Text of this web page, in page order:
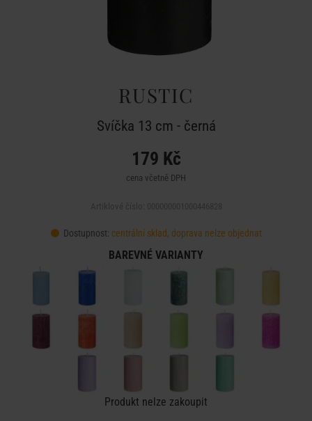
RUSTIC
Svíčka 13 cm - černá
179 Kč
cena včetně DPH
Dostupnost: centrální sklad, doprava nelze objednat
BAREVNÉ VARIANTY
Produkt nelze zakoupit